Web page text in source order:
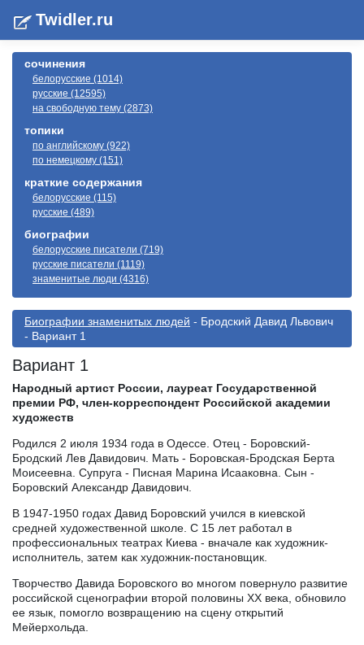
Twidler.ru
сочинения
белорусские (1014)
русские (12595)
на свободную тему (2873)
топики
по английскому (922)
по немецкому (151)
краткие содержания
белорусские (115)
русские (489)
биографии
белорусские писатели (719)
русские писатели (1119)
знаменитые люди (4316)
Биографии знаменитых людей - Бродский Давид Львович
- Вариант 1
Вариант 1
Народный артист России, лауреат Государственной
премии РФ, член-корреспондент Российской академии
художеств
Родился 2 июля 1934 года в Одессе. Отец - Боровский-
Бродский Лев Давидович. Мать - Боровская-Бродская Берта
Моисеевна. Супруга - Писная Марина Исааковна. Сын -
Боровский Александр Давидович.
В 1947-1950 годах Давид Боровский учился в киевской
средней художественной школе. С 15 лет работал в
профессиональных театрах Киева - вначале как художник-
исполнитель, затем как художник-постановщик.
Творчество Давида Боровского во многом повернуло развитие
российской сценографии второй половины XX века, обновило
ее язык, помогло возвращению на сцену открытий
Мейерхольда.